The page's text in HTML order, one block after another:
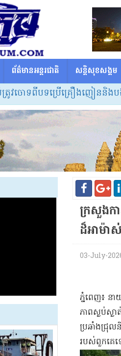
ព័ត៌មានអន្តរជាតិ សន្តិសុខសង្គម
បទប្រើគ្រឿងញៀននិងបង្កគ្រោះថ្
ក្រសួងក
ដ៏​អាម៉ា
03-July-
ភ្នំពេញ​៖ ន
ភាពស្ងប់ស្ង
ប្រឆាំង​ជ្រុ
របស់​ពួកគេ​